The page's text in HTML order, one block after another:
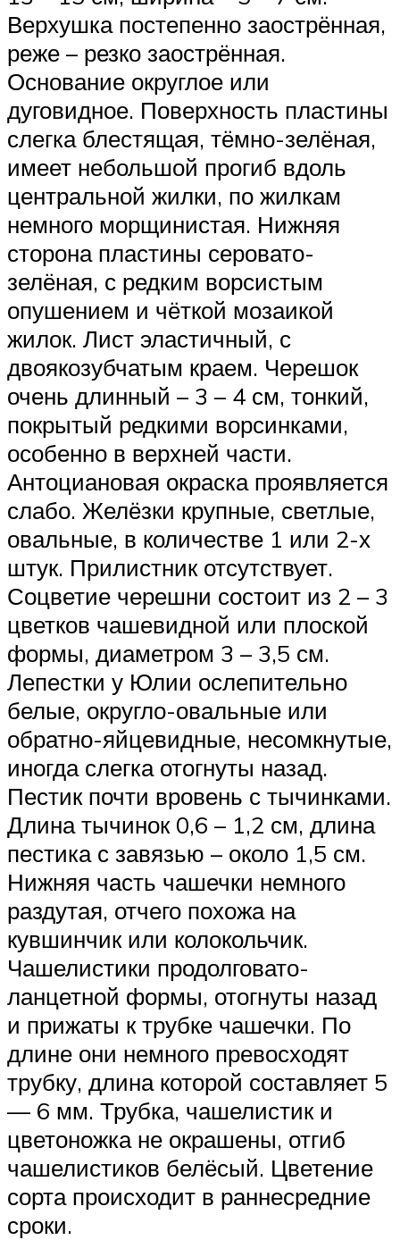
Верхушка постепенно заострённая,
реже – резко заострённая.
Основание округлое или
дуговидное. Поверхность пластины
слегка блестящая, тёмно-зелёная,
имеет небольшой прогиб вдоль
центральной жилки, по жилкам
немного морщинистая. Нижняя
сторона пластины серовато-
зелёная, с редким ворсистым
опушением и чёткой мозаикой
жилок. Лист эластичный, с
двоякозубчатым краем. Черешок
очень длинный – 3 – 4 см, тонкий,
покрытый редкими ворсинками,
особенно в верхней части.
Антоциановая окраска проявляется
слабо. Желёзки крупные, светлые,
овальные, в количестве 1 или 2-х
штук. Прилистник отсутствует.
Соцветие черешни состоит из 2 – 3
цветков чашевидной или плоской
формы, диаметром 3 – 3,5 см.
Лепестки у Юлии ослепительно
белые, округло-овальные или
обратно-яйцевидные, несомкнутые,
иногда слегка отогнуты назад.
Пестик почти вровень с тычинками.
Длина тычинок 0,6 – 1,2 см, длина
пестика с завязью – около 1,5 см.
Нижняя часть чашечки немного
раздутая, отчего похожа на
кувшинчик или колокольчик.
Чашелистики продолговато-
ланцетной формы, отогнуты назад
и прижаты к трубке чашечки. По
длине они немного превосходят
трубку, длина которой составляет 5
— 6 мм. Трубка, чашелистик и
цветоножка не окрашены, отгиб
чашелистиков белёсый. Цветение
сорта происходит в раннесредние
сроки.